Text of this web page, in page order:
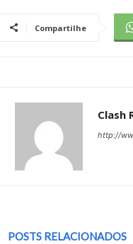
Compartilhe
Clash
http://
POSTS RELACIONADOS